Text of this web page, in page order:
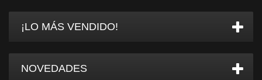
¡LO MÁS VENDIDO!
NOVEDADES